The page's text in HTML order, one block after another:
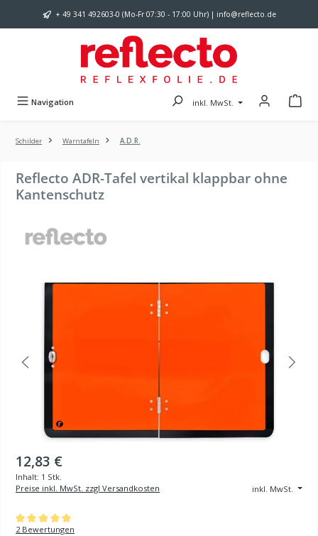
Zum Hauptinhalt springen
+ 49 341 492603-0 (Mo-Fr 07:30 - 17:00 Uhr) | info@reflecto.de
Navigation inkl. MwSt.
Schilder Warntafeln A.D.R.
Reflecto ADR-Tafel vertikal klappbar ohne
Kantenschutz
Bildergalerie überspringen
12,83 €
Inhalt: 1 Stk.
inkl. MwSt.
Preise inkl. MwSt. zzgl Versandkosten
Durchschnittliche Bewertung von 5 von 5 Sternen
2 Bewertungen